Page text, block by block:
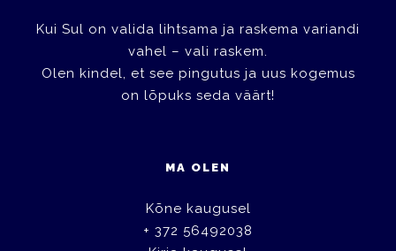
Kui Sul on valida lihtsama ja raskema variandi
vahel – vali raskem.
Olen kindel, et see pingutus ja uus kogemus
on lõpuks seda väärt!
MA OLEN
Kõne kaugusel
+ 372 56492038